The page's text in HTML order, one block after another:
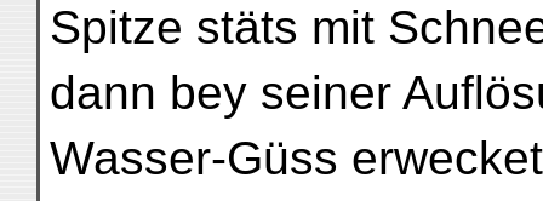
Spitze stäts mit
dann bey seiner
Wasser-Güss